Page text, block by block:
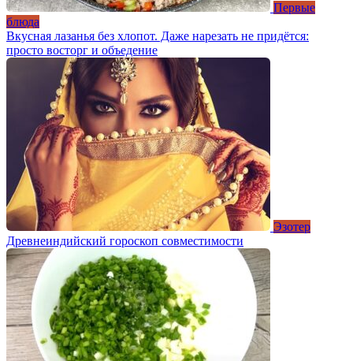
Первые
блюда
Вкусная лазанья без хлопот. Даже нарезать не придётся:
просто восторг и объедение
Эзотер
Древнеиндийский гороскоп совместимости